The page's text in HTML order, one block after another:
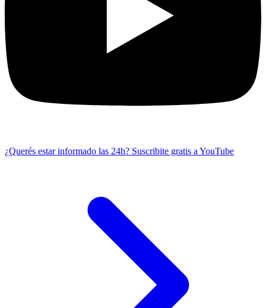
¿Querés estar informado las 24h? Suscribite gratis a YouTube